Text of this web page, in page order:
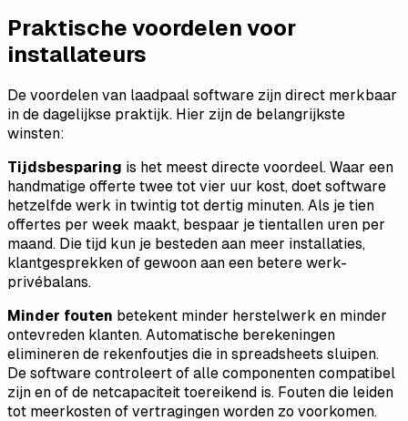
Praktische voordelen voor
installateurs
De voordelen van laadpaal software zijn direct merkbaar
in de dagelijkse praktijk. Hier zijn de belangrijkste
winsten:
Tijdsbesparing is het meest directe voordeel. Waar een
handmatige offerte twee tot vier uur kost, doet software
hetzelfde werk in twintig tot dertig minuten. Als je tien
offertes per week maakt, bespaar je tientallen uren per
maand. Die tijd kun je besteden aan meer installaties,
klantgesprekken of gewoon aan een betere werk-
privébalans.
Minder fouten betekent minder herstelwerk en minder
ontevreden klanten. Automatische berekeningen
elimineren de rekenfoutjes die in spreadsheets sluipen.
De software controleert of alle componenten compatibel
zijn en of de netcapaciteit toereikend is. Fouten die leiden
tot meerkosten of vertragingen worden zo voorkomen.